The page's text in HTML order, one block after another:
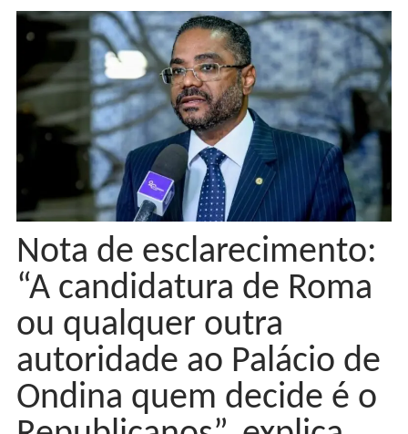
Nota de esclarecimento:
“A candidatura de Roma
ou qualquer outra
autoridade ao Palácio de
Ondina quem decide é o